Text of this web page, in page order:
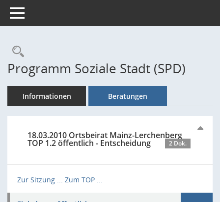
Toggle navigation
Rechercheauswahl
Programm Soziale Stadt (SPD)
Informationen Beratungen
18.03.2010 Ortsbeirat Mainz-Lerchenberg
TOP 1.2 öffentlich - Entscheidung 2 Dok.
Zur Sitzung ... Zum TOP ...